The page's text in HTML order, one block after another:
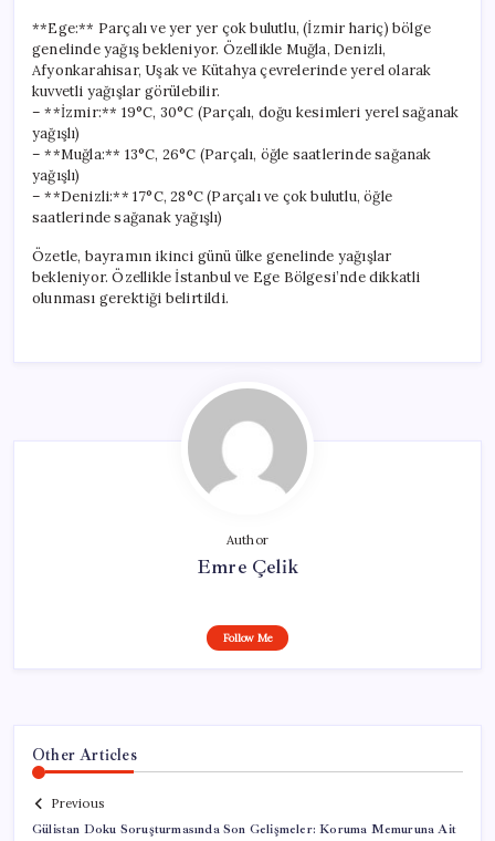
**Ege:** Parçalı ve yer yer çok bulutlu, (İzmir hariç) bölge
genelinde yağış bekleniyor. Özellikle Muğla, Denizli,
Afyonkarahisar, Uşak ve Kütahya çevrelerinde yerel olarak
kuvvetli yağışlar görülebilir.
– **İzmir:** 19°C, 30°C (Parçalı, doğu kesimleri yerel sağanak
yağışlı)
– **Muğla:** 13°C, 26°C (Parçalı, öğle saatlerinde sağanak
yağışlı)
– **Denizli:** 17°C, 28°C (Parçalı ve çok bulutlu, öğle
saatlerinde sağanak yağışlı)
Özetle, bayramın ikinci günü ülke genelinde yağışlar
bekleniyor. Özellikle İstanbul ve Ege Bölgesi’nde dikkatli
olunması gerektiği belirtildi.
Author
Emre Çelik
Follow Me
Other Articles
Previous
Gülistan Doku Soruşturmasında Son Gelişmeler: Koruma Memuruna Ait